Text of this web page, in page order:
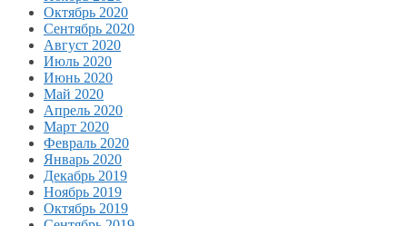
Октябрь 2020
Сентябрь 2020
Август 2020
Июль 2020
Июнь 2020
Май 2020
Апрель 2020
Март 2020
Февраль 2020
Январь 2020
Декабрь 2019
Ноябрь 2019
Октябрь 2019